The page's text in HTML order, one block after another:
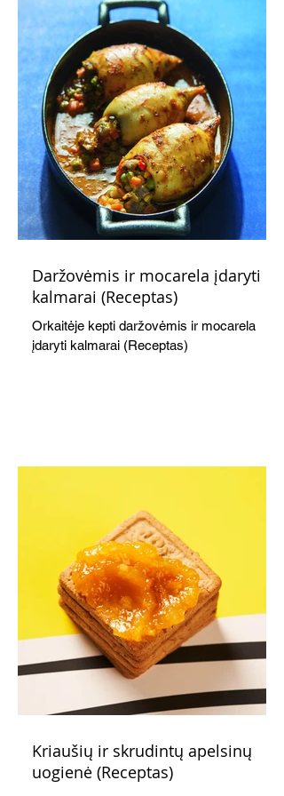
Daržovėmis ir mocarela įdaryti
kalmarai (Receptas)
Orkaitėje kepti daržovėmis ir mocarela
įdaryti kalmarai (Receptas)
Kriaušių ir skrudintų apelsinų
uogienė (Receptas)